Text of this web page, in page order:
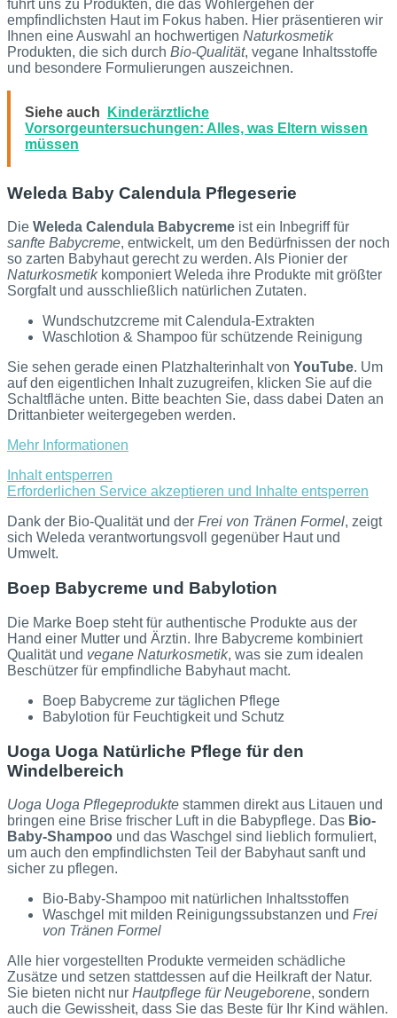
führt uns zu Produkten, die das Wohlergehen der
empfindlichsten Haut im Fokus haben. Hier präsentieren wir
Ihnen eine Auswahl an hochwertigen Naturkosmetik
Produkten, die sich durch Bio-Qualität, vegane Inhaltsstoffe
und besondere Formulierungen auszeichnen.
Siehe auch
Kinderärztliche
Vorsorgeuntersuchungen: Alles, was Eltern wissen
müssen
Weleda Baby Calendula Pflegeserie
Die Weleda Calendula Babycreme ist ein Inbegriff für
sanfte Babycreme, entwickelt, um den Bedürfnissen der noch
so zarten Babyhaut gerecht zu werden. Als Pionier der
Naturkosmetikkomponiert Weleda ihre Produkte mit größter
Sorgfalt und ausschließlich natürlichen Zutaten.
Wundschutzcreme mit Calendula-Extrakten
Waschlotion & Shampoo für schützende Reinigung
Sie sehen gerade einen Platzhalterinhalt von YouTube. Um
auf den eigentlichen Inhalt zuzugreifen, klicken Sie auf die
Schaltfläche unten. Bitte beachten Sie, dass dabei Daten an
Drittanbieter weitergegeben werden.
Mehr Informationen
Inhalt entsperren
Erforderlichen Service akzeptieren und Inhalte entsperren
Dank der Bio-Qualität und der Frei von Tränen Formel, zeigt
sich Weleda verantwortungsvoll gegenüber Haut und
Umwelt.
Boep Babycreme und Babylotion
Die Marke Boep steht für authentische Produkte aus der
Hand einer Mutter und Ärztin. Ihre Babycreme kombiniert
Qualität und vegane Naturkosmetik, was sie zum idealen
Beschützer für empfindliche Babyhaut macht.
Boep Babycreme zur täglichen Pflege
Babylotion für Feuchtigkeit und Schutz
Uoga Uoga Natürliche Pflege für den
Windelbereich
Uoga Uoga Pflegeprodukte stammen direkt aus Litauen und
bringen eine Brise frischer Luft in die Babypflege. Das Bio-
Baby-Shampoo und das Waschgel sind lieblich formuliert,
um auch den empfindlichsten Teil der Babyhaut sanft und
sicher zu pflegen.
Bio-Baby-Shampoo mit natürlichen Inhaltsstoffen
Waschgel mit milden Reinigungssubstanzen und Frei
von Tränen Formel
Alle hier vorgestellten Produkte vermeiden schädliche
Zusätze und setzen stattdessen auf die Heilkraft der Natur.
Sie bieten nicht nur Hautpflege für Neugeborene, sondern
auch die Gewissheit, dass Sie das Beste für Ihr Kind wählen.